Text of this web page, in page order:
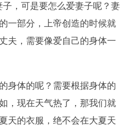
，可是要怎么爱妻子呢？妻
一部分，上帝创造的时候就
夫，需要像爱自己的身体一
身体的呢？需要根据身体的
，现在天气热了，那我们就
天的衣服，绝不会在大夏天